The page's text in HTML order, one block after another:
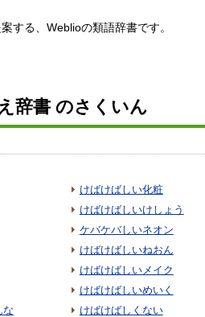
する、Weblioの類語辞書です。
辞書 のさくいん
な
けばけばしい化粧
けばけばしいけしょう
ケバケバしいネオン
けばけばしいねおん
けばけばしいメイク
けばけばしいめいく
けばけばしくない